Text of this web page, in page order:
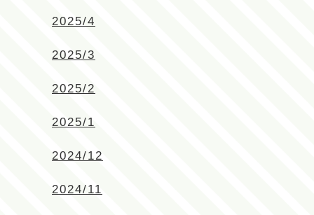
2025/4
2025/3
2025/2
2025/1
2024/12
2024/11